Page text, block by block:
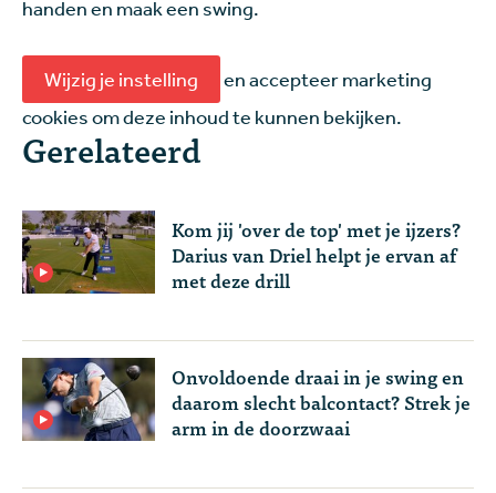
handen en maak een swing.
Wijzig je instelling
en accepteer marketing
cookies om deze inhoud te kunnen bekijken.
Gerelateerd
Kom jij 'over de top' met je ijzers?
Darius van Driel helpt je ervan af
met deze drill
Onvoldoende draai in je swing en
daarom slecht balcontact? Strek je
arm in de doorzwaai